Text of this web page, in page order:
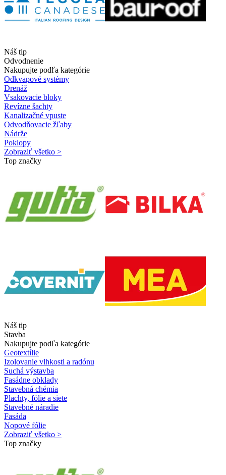
Náš tip
Odvodnenie
Nakupujte podľa kategórie
Odkvapové systémy
Drenáž
Vsakovacie bloky
Revízne šachty
Kanalizačné vpuste
Odvodňovacie žľaby
Nádrže
Poklopy
Zobraziť všetko >
Top značky
Náš tip
Stavba
Nakupujte podľa kategórie
Geotextílie
Izolovanie vlhkosti a radónu
Suchá výstavba
Fasádne obklady
Stavebná chémia
Plachty, fólie a siete
Stavebné náradie
Fasáda
Nopové fólie
Zobraziť všetko >
Top značky